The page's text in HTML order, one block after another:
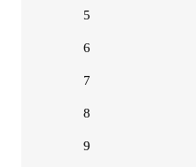
5
6
7
8
9